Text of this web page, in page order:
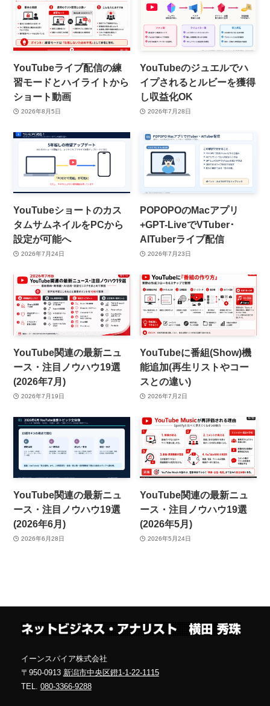
YouTubeライブ配信の練
習モードとハイライトから
ショート動画
2026年8月5日
YouTubeのジュエルでハ
イプされるとルビーを獲得
し収益化OK
2026年7月28日
YouTubeショートのカス
タムサムネイルをPCから
設定が可能へ
2026年7月24日
POPOPOのMacアプリ
+GPT-LiveでVTuber･
AITuberライブ配信
2026年7月23日
YouTube関連の最新ニュ
ース・注目ノウハウ19選
(2026年7月)
2026年7月19日
YouTubeに番組(Show)機
能追加(再生リストやコー
スとの違い)
2026年7月2日
YouTube関連の最新ニュ
ース・注目ノウハウ19選
(2026年6月)
2026年6月28日
YouTube関連の最新ニュ
ース・注目ノウハウ19選
(2026年5月)
2026年5月24日
イーンスパイア株式会社
〒950-0913 新潟市中央区鐙1-1-22-1115
TEL. 080-3366-9288